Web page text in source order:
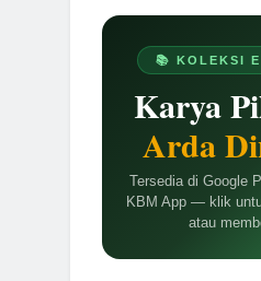
📚 KOLEKSI
Karya
Arda
Tersedia di Google
KBM App — klik
atau